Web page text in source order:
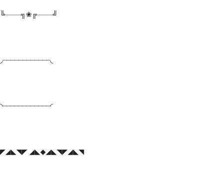
╚⏤⏤⏤⏤╗❀╔⏤⏤⏤⏤╝
◞┈┈┈┈┈┈┈┈┈┈┈┈◟
◝┈┈┈┈┈┈┈┈┈┈┈┈◜
◤◢◣◥◤ ◢◣◆◢◣◥◤◢◣◥